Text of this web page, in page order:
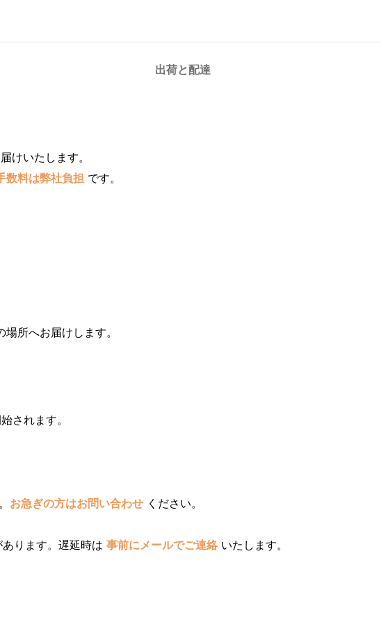
出荷と配達
けいたします。
数料は弊社負担 です。
所へお届けします。
されます。
お急ぎの方はお問い合わせ ください。
ります。遅延時は 事前にメールでご連絡 いたします。